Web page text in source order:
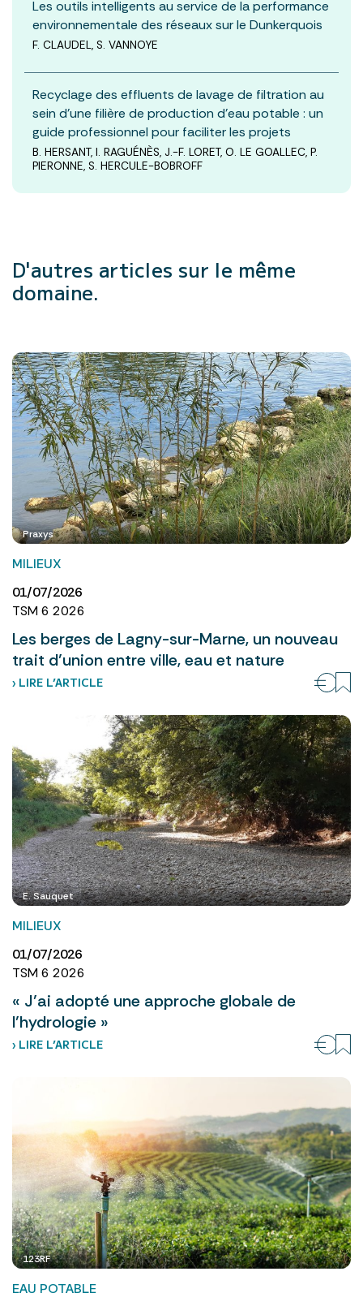
Les outils intelligents au service de la performance
environnementale des réseaux sur le Dunkerquois
F. CLAUDEL, S. VANNOYE
Recyclage des effluents de lavage de filtration au
sein d’une filière de production d’eau potable : un
guide professionnel pour faciliter les projets
B. HERSANT, I. RAGUÉNÈS, J.-F. LORET, O. LE GOALLEC, P.
PIERONNE, S. HERCULE-BOBROFF
D'autres articles sur le même
domaine.
Praxys
MILIEUX
01/07/2026
TSM 6 2026
Les berges de Lagny-sur-Marne, un nouveau
trait d’union entre ville, eau et nature
› LIRE L’ARTICLE
E. Sauquet
MILIEUX
01/07/2026
TSM 6 2026
« J’ai adopté une approche globale de
l’hydrologie »
› LIRE L’ARTICLE
123RF
EAU POTABLE